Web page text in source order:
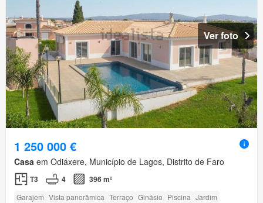
Ver foto
1 250 000 €
Casa em Odiáxere, Município de Lagos, Distrito de Faro
T3 4 396 m²
Garajem Vista panorâmica Terraço Ginásio Piscina Jardim